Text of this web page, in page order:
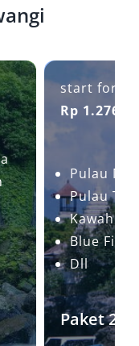
start form:
Rp
Pulau
Pulau
Kawah
Blue Fire
Dll
Paket 2